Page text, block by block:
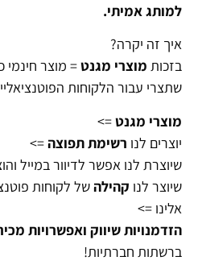
למותג אמיתי.
איך זה יקרה?
בזכות מוצרי מגנט= מוצר חינמי
שתצרי עבור הלקוחות
מוצרי מגנט=>
יוצרים לנו רשימת תפוצה=>
שיוצרת לנו אפשר לדיוור במייל
שיוצר לנו קהילהשל לקוחות
אלינו =>
הזדמנויות שיווק ואפשרויות
ברשתות חברתיות!